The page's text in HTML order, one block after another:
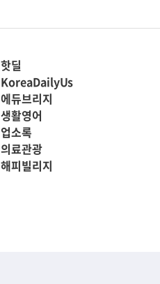
핫딜
KoreaDailyUs
에듀브리지
생활영어
업소록
의료관광
해피빌리지